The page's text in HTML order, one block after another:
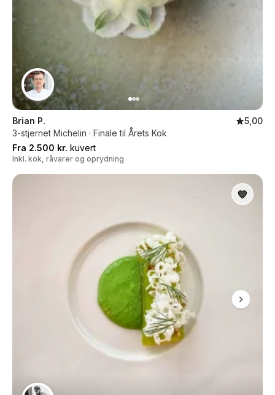
Brian P.
5,00
3-stjernet Michelin · Finale til Årets Kok
Fra 2.500 kr. kuvert
Inkl. kok, råvarer og oprydning